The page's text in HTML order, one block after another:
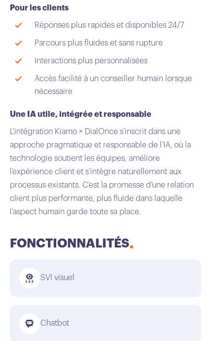
Pour les clients
Réponses plus rapides et disponibles 24/7
Parcours plus fluides et sans rupture
Interactions plus personnalisées
Accès facilité à un conseiller humain lorsque
nécessaire
Une IA utile, intégrée et responsable
L’intégration Kiamo × DialOnce s’inscrit dans une
approche pragmatique et responsable de l’IA, où la
technologie soutient les équipes, améliore
l’expérience client et s’intègre naturellement aux
processus existants. C’est la promesse d’une relation
client plus performante, plus fluide dans laquelle
l’aspect humain garde toute sa place.
FONCTIONNALITÉS
SVI visuel
Chatbot